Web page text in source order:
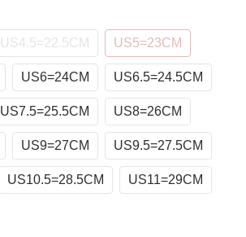
US4.5=22.5CM US5=23CM
US6=24CM US6.5=24.5CM
US7.5=25.5CM US8=26CM
US9=27CM US9.5=27.5CM
US10.5=28.5CM US11=29CM